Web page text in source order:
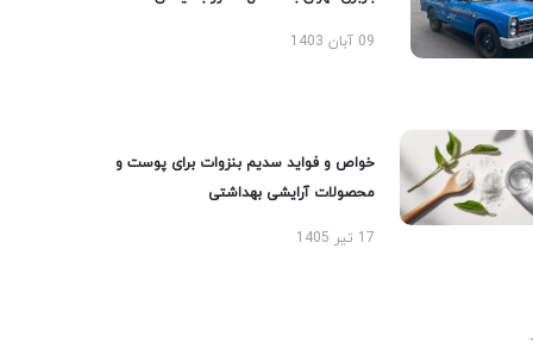
09 آبان 1403
خواص و فواید سدیم بنزوات برای پوست و
محصولات آرایشی بهداشتی
17 تیر 1405